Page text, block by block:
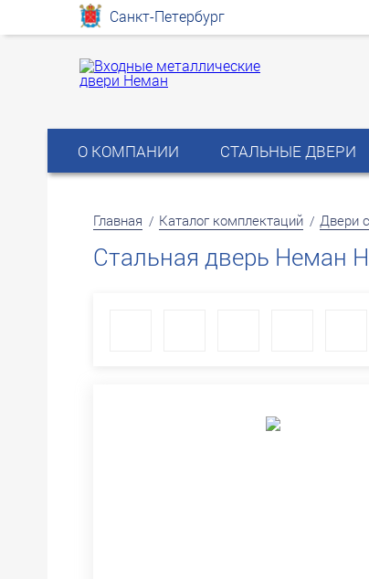
Санкт-Петербург
О КОМПАНИИ СТАЛЬНЫЕ ДВЕРИ
Главная / Каталог комплектаций / Двери
Стальная дверь Неман